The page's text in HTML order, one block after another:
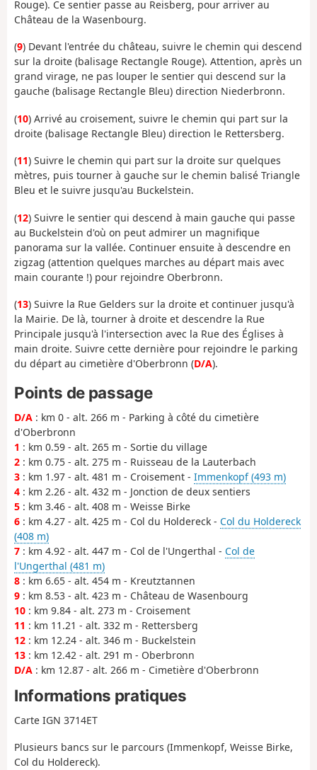
Rouge). Ce sentier passe au Reisberg, pour arriver au
Château de la Wasenbourg.
(9) Devant l'entrée du château, suivre le chemin qui descend
sur la droite (balisage Rectangle Rouge). Attention, après un
grand virage, ne pas louper le sentier qui descend sur la
gauche (balisage Rectangle Bleu) direction Niederbronn.
(10) Arrivé au croisement, suivre le chemin qui part sur la
droite (balisage Rectangle Bleu) direction le Rettersberg.
(11) Suivre le chemin qui part sur la droite sur quelques
mètres, puis tourner à gauche sur le chemin balisé Triangle
Bleu et le suivre jusqu'au Buckelstein.
(12) Suivre le sentier qui descend à main gauche qui passe
au Buckelstein d'où on peut admirer un magnifique
panorama sur la vallée. Continuer ensuite à descendre en
zigzag (attention quelques marches au départ mais avec
main courante !) pour rejoindre Oberbronn.
(13) Suivre la Rue Gelders sur la droite et continuer jusqu'à
la Mairie. De là, tourner à droite et descendre la Rue
Principale jusqu'à l'intersection avec la Rue des Églises à
main droite. Suivre cette dernière pour rejoindre le parking
du départ au cimetière d'Oberbronn (D/A).
Points de passage
D/A : km 0 - alt. 266 m - Parking à côté du cimetière
d'Oberbronn
1 : km 0.59 - alt. 265 m - Sortie du village
2 : km 0.75 - alt. 275 m - Ruisseau de la Lauterbach
3 : km 1.97 - alt. 481 m - Croisement - Immenkopf (493 m)
4 : km 2.26 - alt. 432 m - Jonction de deux sentiers
5 : km 3.46 - alt. 408 m - Weisse Birke
6 : km 4.27 - alt. 425 m - Col du Holdereck - Col du Holdereck
(408 m)
7 : km 4.92 - alt. 447 m - Col de l'Ungerthal - Col de
l'Ungerthal (481 m)
8 : km 6.65 - alt. 454 m - Kreutztannen
9 : km 8.53 - alt. 423 m - Château de Wasenbourg
10 : km 9.84 - alt. 273 m - Croisement
11 : km 11.21 - alt. 332 m - Rettersberg
12 : km 12.24 - alt. 346 m - Buckelstein
13 : km 12.42 - alt. 291 m - Oberbronn
D/A : km 12.87 - alt. 266 m - Cimetière d'Oberbronn
Informations pratiques
Carte IGN 3714ET
Plusieurs bancs sur le parcours (Immenkopf, Weisse Birke,
Col du Holdereck).